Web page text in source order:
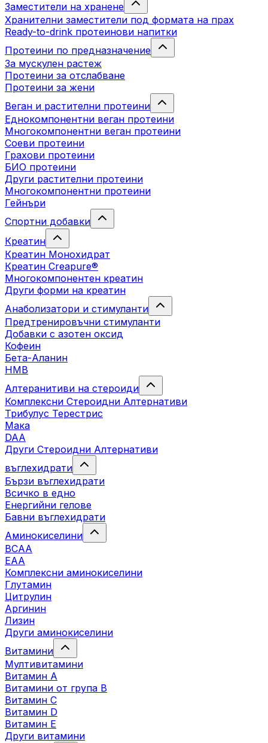
Заместители на хранене
Хранителни заместители под формата на прах
Ready-to-drink протеинови напитки
Протеини по предназначение
За мускулен растеж
Протеини за отслабване
Протеини за жени
Веган и растителни протеини
Еднокомпонентни веган протеини
Многокомпонентни веган протеини
Соеви протеини
Грахови протеини
БИО протеини
Други растителни протеини
Многокомпонентни протеини
Гейнъри
Спортни добавки
Креатин
Креатин Монохидрат
Креатин Creapure®
Многокомпонентен креатин
Други форми на креатин
Анаболизатори и стимуланти
Предтренировъчни стимуланти
Добавки с азотен оксид
Кофеин
Бета-Аланин
HMB
Алтеранитиви на стероиди
Комплексни Стероидни Алтернативи
Трибулус Терестрис
Maка
DAA
Други Стероидни Алтернативи
въглехидрати
Бързи въглехидрати
Всичко в едно
Енергийни гелове
Бавни въглехидрати
Аминокиселини
BCAA
EAA
Комплексни аминокиселини
Глутамин
Цитрулин
Аргинин
Лизин
Други аминокиселини
Витамини
Мултивитамини
Витамин А
Витамини от група B
Витамин C
Витамин D
Витамин E
Други витамини